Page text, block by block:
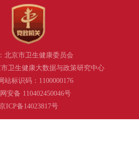
北京市卫生健康委员会
卫生健康大数据与政策研究中心
站标识码：1100000176
安备 110402450046号
京ICP备14023817号